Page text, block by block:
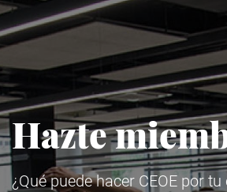
Hazte
¿Qué puede hacer CEOE por